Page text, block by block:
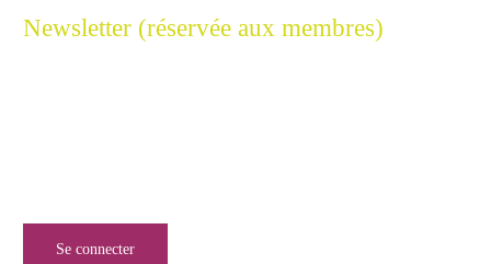
Newsletter (réservée aux membres)
Se connecter